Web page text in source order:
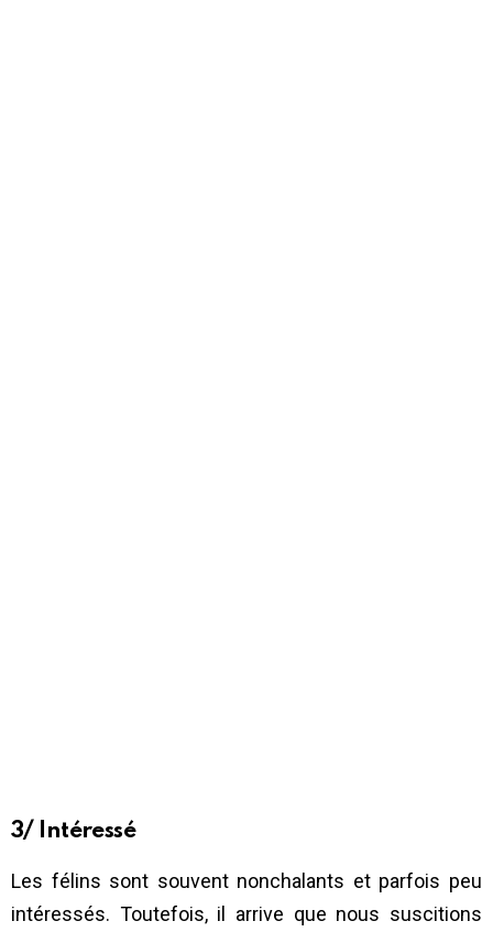
3/ Intéressé
Les félins sont souvent nonchalants et parfois peu
intéressés. Toutefois, il arrive que nous suscitions